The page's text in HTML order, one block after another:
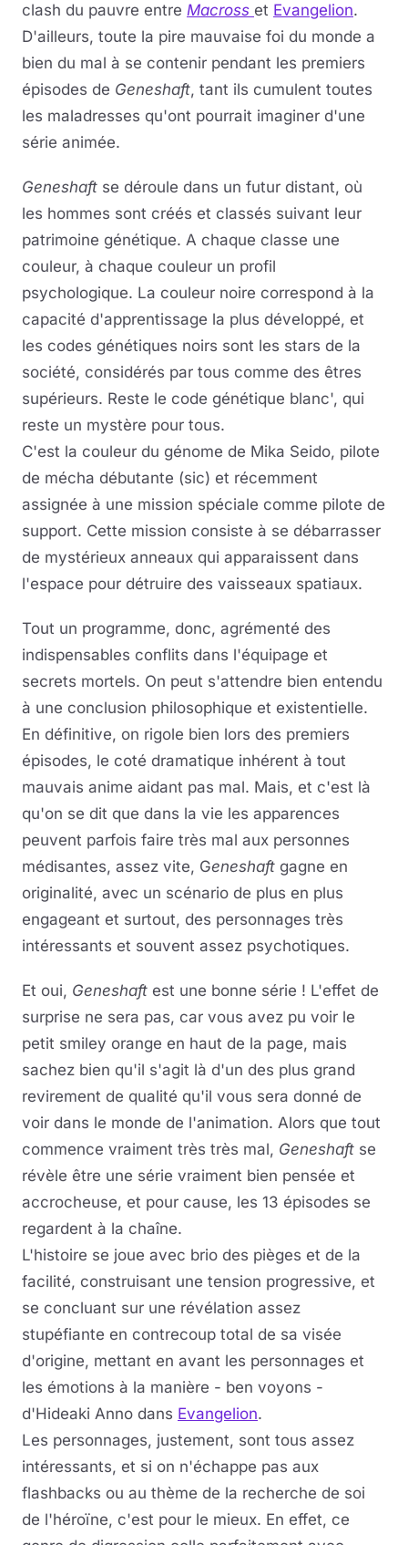
clash du pauvre entre Macross et Evangelion.
D'ailleurs, toute la pire mauvaise foi du monde a
bien du mal à se contenir pendant les premiers
épisodes de Geneshaft, tant ils cumulent toutes
les maladresses qu'ont pourrait imaginer d'une
série animée.
Geneshaft se déroule dans un futur distant, où
les hommes sont créés et classés suivant leur
patrimoine génétique. A chaque classe une
couleur, à chaque couleur un profil
psychologique. La couleur noire correspond à la
capacité d'apprentissage la plus développé, et
les codes génétiques noirs sont les stars de la
société, considérés par tous comme des êtres
supérieurs. Reste le code génétique blanc', qui
reste un mystère pour tous.
C'est la couleur du génome de Mika Seido, pilote
de mécha débutante (sic) et récemment
assignée à une mission spéciale comme pilote de
support. Cette mission consiste à se débarrasser
de mystérieux anneaux qui apparaissent dans
l'espace pour détruire des vaisseaux spatiaux.
Tout un programme, donc, agrémenté des
indispensables conflits dans l'équipage et
secrets mortels. On peut s'attendre bien entendu
à une conclusion philosophique et existentielle.
En définitive, on rigole bien lors des premiers
épisodes, le coté dramatique inhérent à tout
mauvais anime aidant pas mal. Mais, et c'est là
qu'on se dit que dans la vie les apparences
peuvent parfois faire très mal aux personnes
médisantes, assez vite, Geneshaft gagne en
originalité, avec un scénario de plus en plus
engageant et surtout, des personnages très
intéressants et souvent assez psychotiques.
Et oui, Geneshaft est une bonne série ! L'effet de
surprise ne sera pas, car vous avez pu voir le
petit smiley orange en haut de la page, mais
sachez bien qu'il s'agit là d'un des plus grand
revirement de qualité qu'il vous sera donné de
voir dans le monde de l'animation. Alors que tout
commence vraiment très très mal, Geneshaft se
révèle être une série vraiment bien pensée et
accrocheuse, et pour cause, les 13 épisodes se
regardent à la chaîne.
L'histoire se joue avec brio des pièges et de la
facilité, construisant une tension progressive, et
se concluant sur une révélation assez
stupéfiante en contrecoup total de sa visée
d'origine, mettant en avant les personnages et
les émotions à la manière - ben voyons -
d'Hideaki Anno dans Evangelion.
Les personnages, justement, sont tous assez
intéressants, et si on n'échappe pas aux
flashbacks ou au thème de la recherche de soi
de l'héroïne, c'est pour le mieux. En effet, ce